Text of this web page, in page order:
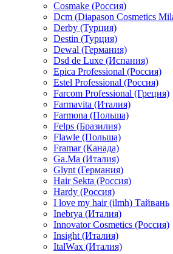
Cosmake (Россия)
Dcm (Diapason Cosmetics
Derby (Турция)
Destin (Турция)
Dewal (Германия)
Dsd de Luxe (Испания)
Epica Professional (Россия)
Estel Professional (Россия)
Farcom Professional (Греция)
Farmavita (Италия)
Farmona (Польша)
Felps (Бразилия)
Flawle (Польша)
Framar (Канада)
Ga.Ma (Италия)
Glynt (Германия)
Hair Sekta (Россия)
Hardy (Россия)
I love my hair (ilmh) Тайвань
Inebrya (Италия)
Innovator Cosmetics (Россия)
Insight (Италия)
ItalWax (Италия)